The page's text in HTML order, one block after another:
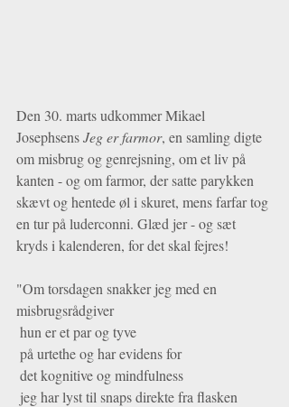
Den 30. marts udkommer Mikael
Josephsens Jeg er farmor, en samling digte
om misbrug og genrejsning, om et liv på
kanten - og om farmor, der satte parykken
skævt og hentede øl i skuret, mens farfar tog
en tur på luderconni. Glæd jer - og sæt
kryds i kalenderen, for det skal fejres!
"Om torsdagen snakker jeg med en
misbrugsrådgiver
hun er et par og tyve
på urtethe og har evidens for
det kognitive og mindfulness
jeg har lyst til snaps direkte fra flasken